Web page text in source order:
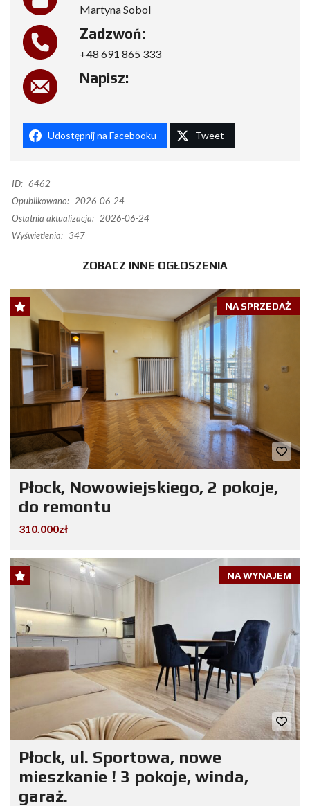
Martyna Sobol
Zadzwoń:
+48 691 865 333
Napisz:
Udostępnij na Facebooku Tweet
ID: 6462
Opublikowano: 2026-06-24
Ostatnia aktualizacja: 2026-06-24
Wyświetlenia: 347
ZOBACZ INNE OGŁOSZENIA
NA SPRZEDAŻ
Płock, Nowowiejskiego, 2 pokoje,
do remontu
310.000zł
NA WYNAJEM
Płock, ul. Sportowa, nowe
mieszkanie ! 3 pokoje, winda,
garaż.